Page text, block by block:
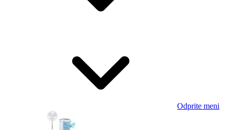
Odprite meni